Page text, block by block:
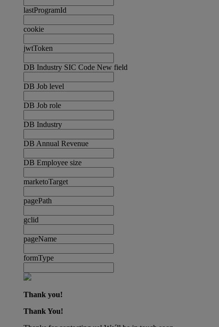
lastProgramId
cookie
jwtToken
DB Industry SIC Code New field
DB Job level
DB Job role
DB Industry
DB Annual Revenue
DB Employee size
marketoTarget
pagePath
gclid
pageName
formType
Thank you!
Thank You!